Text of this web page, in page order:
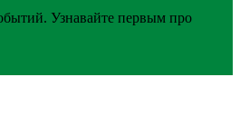
Узнавайте первым про